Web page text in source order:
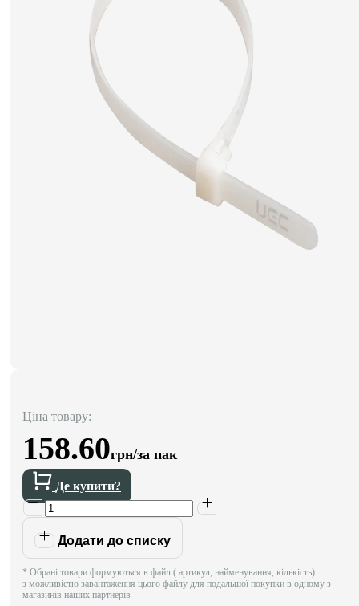
Ціна товару:
158.60грн/за пак
Де купити?
Додати до списку
* Обрані товари формуються в файл ( артикул, найменування, кількість)
з можливістю завантаження цього файлу для подальшої покупки в одному з
магазинів наших партнерів